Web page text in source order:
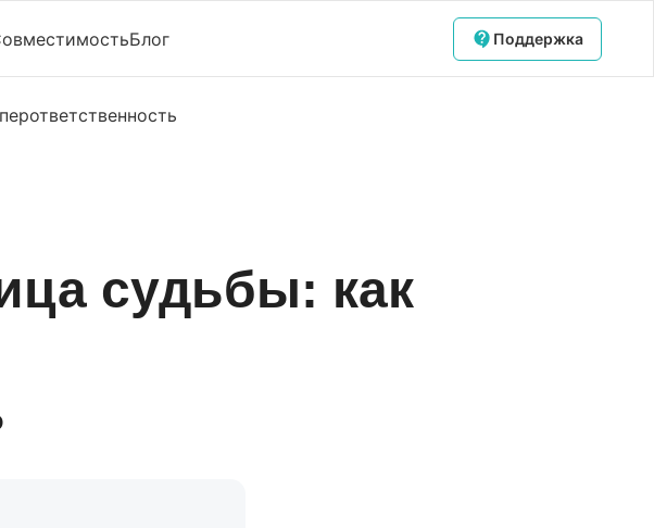
Блог Поддержка
судьбы: как